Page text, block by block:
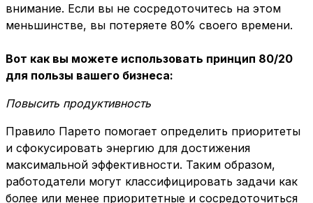
внимание. Если вы не сосредоточитесь на этом
меньшинстве, вы потеряете 80% своего времени.
Вот как вы можете использовать принцип 80/20
для пользы вашего бизнеса:
Повысить продуктивность
Правило Парето помогает определить приоритеты
и сфокусировать энергию для достижения
максимальной эффективности. Таким образом,
работодатели могут классифицировать задачи как
более или менее приоритетные и сосредоточиться